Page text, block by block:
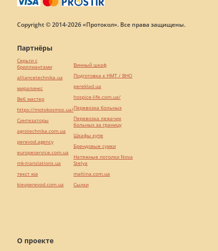
Copyright © 2014-2026 «Протокол». Все права защищены.
О проекте
Партнёры
Серьги с
бриллиантами
alliancetechnika.ua
миралинкс
Веб мастер
https://motokosmos.ua/
Синтезаторы
agrotechnika.com.ua
perevod.agency
europeservice.com.ua
mk-translations.ua
текст юа
kievperevod.com.ua
Винный шкаф
Подготовка к НМТ / ВНО
pereklad.ua
hospice-life.com.ua/
Перевозка больных
Перевозка лежачих
больных за границу
Шкафы купе
Брендовые сумки
Натяжные потолки Nova
Stelya
maltina.com.ua
Cылки